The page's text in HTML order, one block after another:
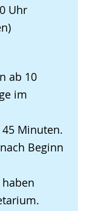
Uhr
ab 10
im
Minuten.
Beginn